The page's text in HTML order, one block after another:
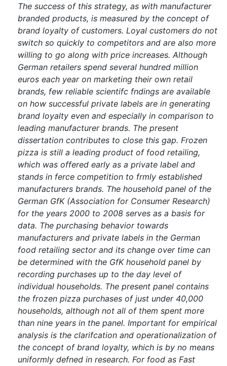
The success of this strategy, as with manufacturer
branded products, is measured by the concept of
brand loyalty of customers. Loyal customers do not
switch so quickly to competitors and are also more
willing to go along with price increases. Although
German retailers spend several hundred million
euros each year on marketing their own retail
brands, few reliable scientifc fndings are available
on how successful private labels are in generating
brand loyalty even and especially in comparison to
leading manufacturer brands. The present
dissertation contributes to close this gap. Frozen
pizza is still a leading product of food retailing,
which was offered early as a private label and
stands in ferce competition to frmly established
manufacturers brands. The household panel of the
German GfK (Association for Consumer Research)
for the years 2000 to 2008 serves as a basis for
data. The purchasing behavior towards
manufacturers and private labels in the German
food retailing sector and its change over time can
be determined with the GfK household panel by
recording purchases up to the day level of
individual households. The present panel contains
the frozen pizza purchases of just under 40,000
households, although not all of them spent more
than nine years in the panel. Important for empirical
analysis is the clarifcation and operationalization of
the concept of brand loyalty, which is by no means
uniformly defned in research. For food as Fast